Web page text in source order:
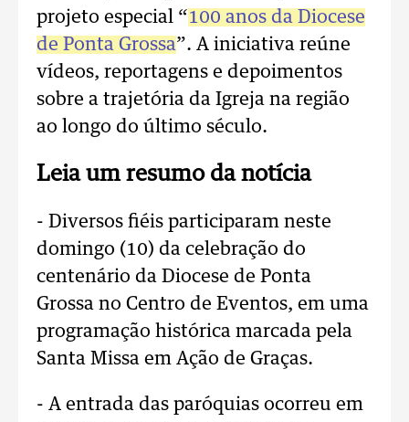
projeto especial “ 100 anos da Diocese
de Ponta Grossa”. A iniciativa reúne
vídeos, reportagens e depoimentos
sobre a trajetória da Igreja na região
ao longo do último século.
Leia um resumo da notícia
- Diversos fiéis participaram neste
domingo (10) da celebração do
centenário da Diocese de Ponta
Grossa no Centro de Eventos, em uma
programação histórica marcada pela
Santa Missa em Ação de Graças.
- A entrada das paróquias ocorreu em